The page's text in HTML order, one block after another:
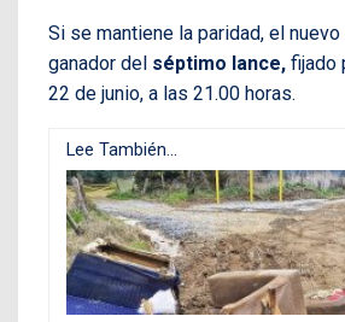
Si se mantiene la paridad, el
ganador del séptimo lance, fijado
22 de junio, a las 21.00 horas.
Lee También...